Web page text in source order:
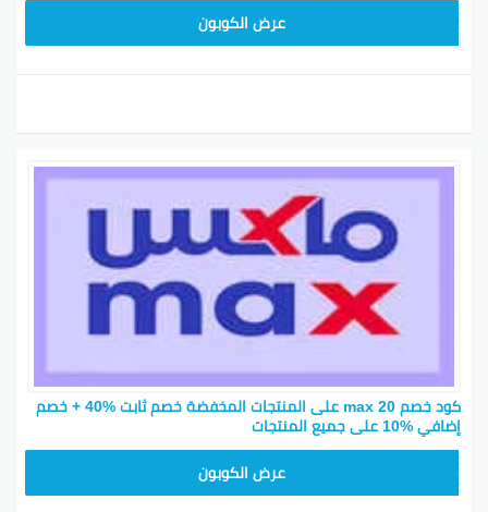
عرض الكوبون
كود خصم max 20 على المنتجات المخفضة خصم ثابت %40 + خصم
إضافي %10 على جميع المنتجات
عرض الكوبون